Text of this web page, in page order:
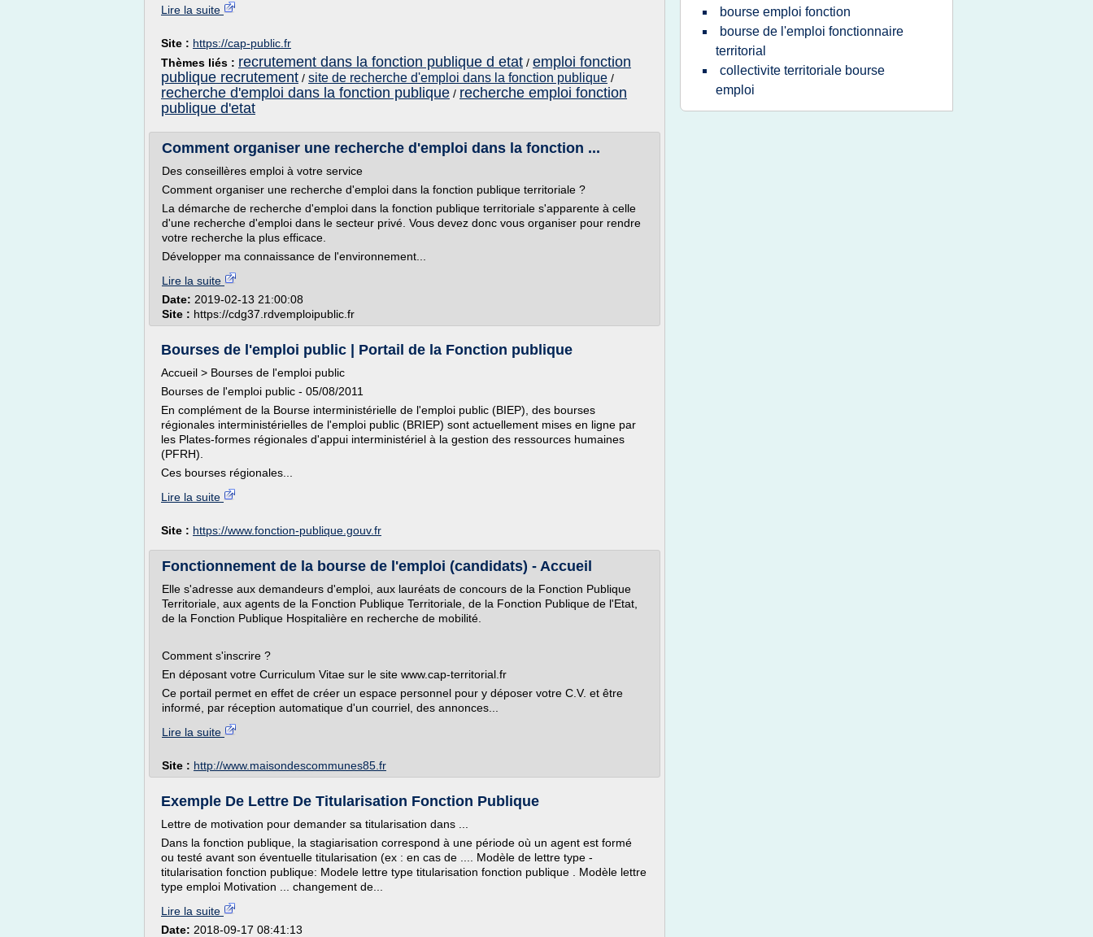
Lire la suite
Site : https://cap-public.fr
Thèmes liés : recrutement dans la fonction publique d etat / emploi fonction
publique recrutement / site de recherche d'emploi dans la fonction publique /
recherche d'emploi dans la fonction publique / recherche emploi fonction
publique d'etat
Comment organiser une recherche d'emploi dans la fonction ...
Des conseillères emploi à votre service
Comment organiser une recherche d'emploi dans la fonction publique territoriale ?
La démarche de recherche d'emploi dans la fonction publique territoriale s'apparente à celle
d'une recherche d'emploi dans le secteur privé. Vous devez donc vous organiser pour rendre
votre recherche la plus efficace.
Développer ma connaissance de l'environnement...
Lire la suite
Date: 2019-02-13 21:00:08
Site : https://cdg37.rdvemploipublic.fr
Bourses de l'emploi public | Portail de la Fonction publique
Accueil > Bourses de l'emploi public
Bourses de l'emploi public - 05/08/2011
En complément de la Bourse interministérielle de l'emploi public (BIEP), des bourses
régionales interministérielles de l'emploi public (BRIEP) sont actuellement mises en ligne par
les Plates-formes régionales d'appui interministériel à la gestion des ressources humaines
(PFRH).
Ces bourses régionales...
Lire la suite
Site : https://www.fonction-publique.gouv.fr
Fonctionnement de la bourse de l'emploi (candidats) - Accueil
Elle s'adresse aux demandeurs d'emploi, aux lauréats de concours de la Fonction Publique
Territoriale, aux agents de la Fonction Publique Territoriale, de la Fonction Publique de l'Etat,
de la Fonction Publique Hospitalière en recherche de mobilité.
Comment s'inscrire ?
En déposant votre Curriculum Vitae sur le site www.cap-territorial.fr
Ce portail permet en effet de créer un espace personnel pour y déposer votre C.V. et être
informé, par réception automatique d'un courriel, des annonces...
Lire la suite
Site : http://www.maisondescommunes85.fr
Exemple De Lettre De Titularisation Fonction Publique
Lettre de motivation pour demander sa titularisation dans ...
Dans la fonction publique, la stagiarisation correspond à une période où un agent est formé
ou testé avant son éventuelle titularisation (ex : en cas de .... Modèle de lettre type -
titularisation fonction publique: Modele lettre type titularisation fonction publique . Modèle lettre
type emploi Motivation ... changement de...
Lire la suite
Date: 2018-09-17 08:41:13
bourse emploi fonction
bourse de l'emploi fonctionnaire
territorial
collectivite territoriale bourse
emploi